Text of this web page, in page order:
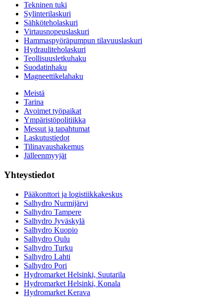
Tekninen tuki
Sylinterilaskuri
Sähköteholaskuri
Virtausnopeuslaskuri
Hammaspyöräpumpun tilavuuslaskuri
Hydrauliteholaskuri
Teollisuusletkuhaku
Suodatinhaku
Magneettikelahaku
Meistä
Tarina
Avoimet työpaikat
Ympäristöpolitiikka
Messut ja tapahtumat
Laskutustiedot
Tilinavaushakemus
Jälleenmyyjät
Yhteystiedot
Pääkonttori ja logistiikkakeskus
Salhydro Nurmijärvi
Salhydro Tampere
Salhydro Jyväskylä
Salhydro Kuopio
Salhydro Oulu
Salhydro Turku
Salhydro Lahti
Salhydro Pori
Hydromarket Helsinki, Suutarila
Hydromarket Helsinki, Konala
Hydromarket Kerava